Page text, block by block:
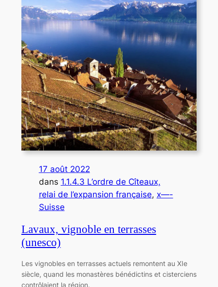
17 août 2022
dans 1.1.4.3 L’ordre de Cîteaux,
relai de l’expansion française, x—-
Suisse
Lavaux, vignoble en terrasses
(unesco)
Les vignobles en terrasses actuels remontent au XIe
siècle, quand les monastères bénédictins et cisterciens
contrôlaient la région.